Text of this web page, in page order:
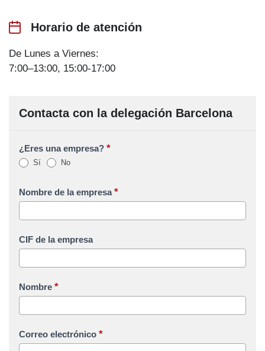
Horario de atención
De Lunes a Viernes:
7:00–13:00, 15:00-17:00
Contacta con la delegación Barcelona
¿Eres una empresa? *
Sí No
Nombre de la empresa*
CIF de la empresa
Nombre *
Correo electrónico *